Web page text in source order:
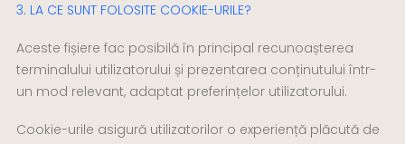
3. LA CE SUNT FOLOSITE COOKIE-URILE?
Aceste fișiere fac posibilă în principal recunoașterea
terminalului utilizatorului și prezentarea conținutului într-
un mod relevant, adaptat preferințelor utilizatorului.
Cookie-urile asigură utilizatorilor o experiență plăcută de